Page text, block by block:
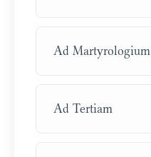
Ad Martyrologium
Ad Tertiam